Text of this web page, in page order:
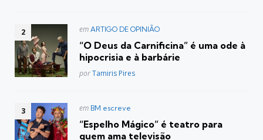
Postado
em ARTIGO DE OPINIÃO
“O Deus da Carnificina” é uma ode à
hipocrisia e à barbárie
Posted
porTamiris Pires
Postado
em BM escreve
“Espelho Mágico” é teatro para
quem ama televisão